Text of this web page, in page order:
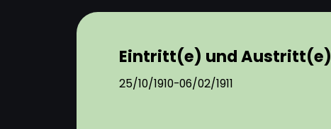
Eintritt(e) und Austritt(e)
25/10/1910-06/02/1911